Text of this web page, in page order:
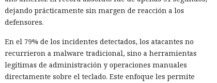
dejando prácticamente sin margen de reacción a los
defensores.
En el 79% de los incidentes detectados, los atacantes no
recurrieron a malware tradicional, sino a herramientas
legítimas de administración y operaciones manuales
directamente sobre el teclado. Este enfoque les permite